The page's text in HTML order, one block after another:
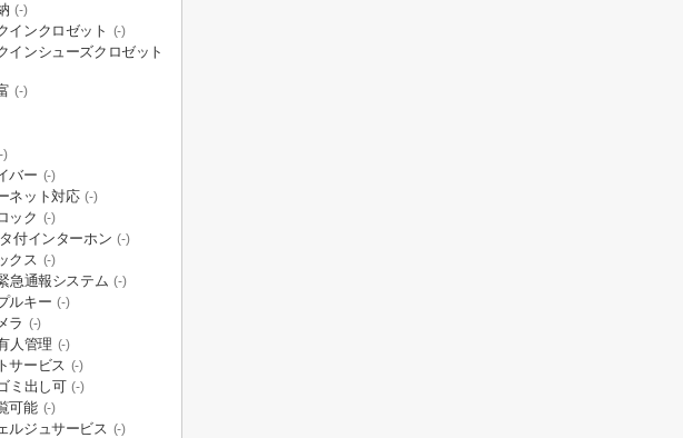
(-)
インクロゼット (-)
インシューズクロゼット
(-)
)
バー (-)
ネット対応 (-)
ック (-)
付インターホン (-)
クス (-)
急通報システム (-)
ルキー (-)
ラ (-)
人管理 (-)
サービス (-)
ミ出し可 (-)
可能 (-)
ルジュサービス (-)